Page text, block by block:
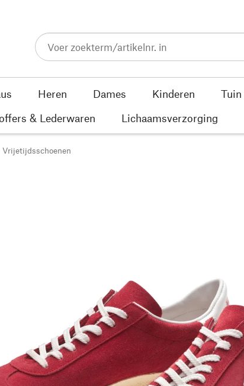
Heren Dames Kinderen Tuin
& Lederwaren
Lichaamsverzorging
Vrijetijdsschoenen